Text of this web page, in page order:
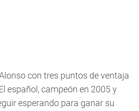
con tres puntos de ventaja
español, campeón en 2005 y
esperando para ganar su